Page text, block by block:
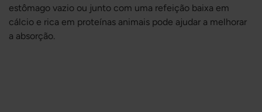
estômago vazio ou junto com uma refeição baixa em
cálcio e rica em proteínas animais pode ajudar a melhorar
a absorção.